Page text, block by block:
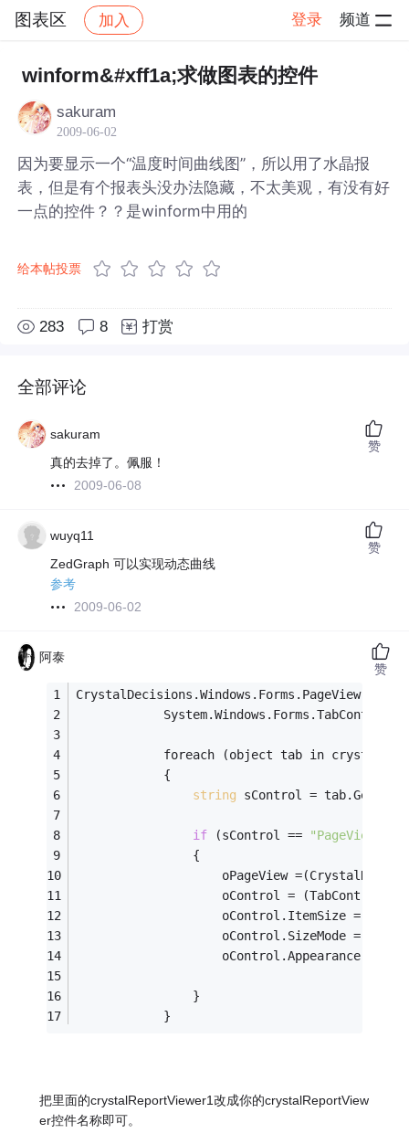
图表区 加入 登录 频道
社区 图表区 帖子详情
winform&#xff1a;求做图表的控件
sakuram
2009-06-02
因为要显示一个“温度时间曲线图”，所以用了水晶报
表，但是有个报表头没办法隐藏，不太美观，有没有好
一点的控件？？是winform中用的
给本帖投票
283 8 打赏
全部评论
sakuram
真的去掉了。佩服！
2009-06-08
赞
wuyq11
ZedGraph 可以实现动态曲线
参考
2009-06-02
赞
阿泰
CrystalDecisions.Windows.Forms.PageView
System.Windows.Forms.TabControl
foreach (object tab in
            {
string sControl =
if (sControl == "PageView"
                {
oPageView
oControl =
                    oControl.ItemSize =
oControl.SizeMode =
oControl.Appearance =
                }
            }
把里面的crystalReportViewer1改成你的crystalReportView
er控件名称即可。
赞